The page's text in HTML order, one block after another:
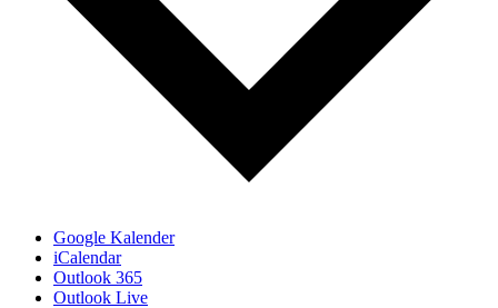
Google Kalender
iCalendar
Outlook 365
Outlook Live